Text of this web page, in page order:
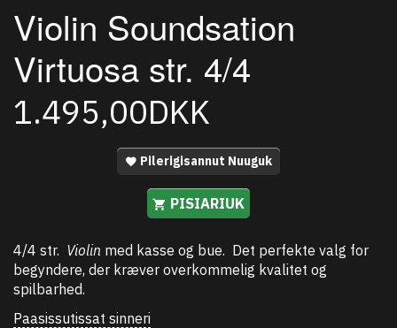
Violin Soundsation
Virtuosa str. 4/4
1.495,00DKK
Pilerigisannut Nuuguk
PISIARIUK
4/4 str. Violin med kasse og bue. Det perfekte valg for
begyndere, der kræver overkommelig kvalitet og
spilbarhed.
Paasissutissat sinneri